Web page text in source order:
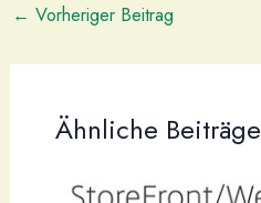
← Vorheriger Beitrag
Ähnliche Beiträge